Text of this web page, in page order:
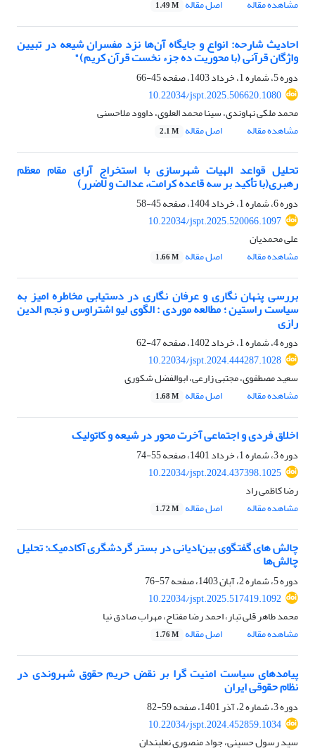
مشاهده مقاله اصل مقاله 1.49 M
احادیث شارحه: انواع و جایگاه آن‌ها نزد مفسران شیعه در تبیین
واژگان قرآنی (با محوریت ده جزء نخست قرآن کریم)"
دوره 5، شماره 1، خرداد 1403، صفحه
45-66
10.22034/jspt.2025.506620.1080
محمد ملکی نهاوندی، سینا محمد العلوی، داوود ملاحسنی
مشاهده مقاله
اصل مقاله 2.1 M
تحلیل قواعد الهیات شهرسازی با استخراج آرای مقام معظم
رهبری(با تأکید بر سه قاعده کرامت، عدالت و لاضرر)
دوره 6، شماره 1، خرداد 1404، صفحه
45-58
10.22034/jspt.2025.520066.1097
علی محمدیان
مشاهده مقاله
اصل مقاله 1.66 M
بررسی پنهان نگاری و عرفان نگاری در دستیابی مخاطره امیز به
سیاست راستین ؛ مطالعه موردی : الگوی لیو اشتراوس و نجم الدین
رازی
دوره 4، شماره 1، خرداد 1402، صفحه
47-62
10.22034/jspt.2024.444287.1028
سعید مصطفوی، مجتبی زارعی، ابوالفضل شکوری
مشاهده مقاله
اصل مقاله 1.68 M
اخلاق فردی و اجتماعی آخرت محور در شیعه و کاتولیک
دوره 3، شماره 1، خرداد 1401، صفحه
55-74
10.22034/jspt.2024.437398.1025
رضا کاظمی راد
مشاهده مقاله
اصل مقاله 1.72 M
چالش های گفتگوی بین‌ادیانی در بستر گردشگری آکادمیک: تحلیل
چالش‌ها
دوره 5، شماره 2، آبان 1403، صفحه
57-76
10.22034/jspt.2025.517419.1092
محمد طاهر قلی تبار، احمد رضا مفتاح، مهراب صادق نیا
مشاهده مقاله
اصل مقاله 1.76 M
پیامدهای سیاست امنیت گرا بر نقض حریم حقوق شهروندی در
نظام حقوقی ایران
دوره 3، شماره 2، آذر 1401، صفحه
59-82
10.22034/jspt.2024.452859.1034
سید رسول حسینی، جواد منصوری نعلبندان